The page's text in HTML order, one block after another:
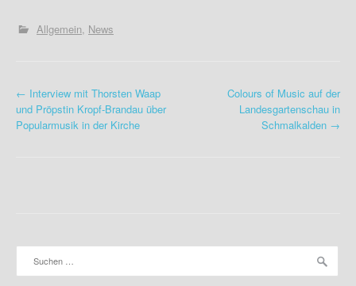
Allgemein News
P
o
a
v
← Interview mit Thorsten Waap
und Pröpstin Kropf-Brandau über
Popularmusik in der Kirche
Colours of Music auf der
Landesgartenschau in
Schmalkalden →
nach: